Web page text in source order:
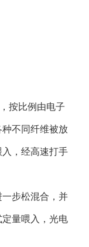
按比例由电子
不同纤维被放
，经高速打手
步松混合，并
量喂入，光电